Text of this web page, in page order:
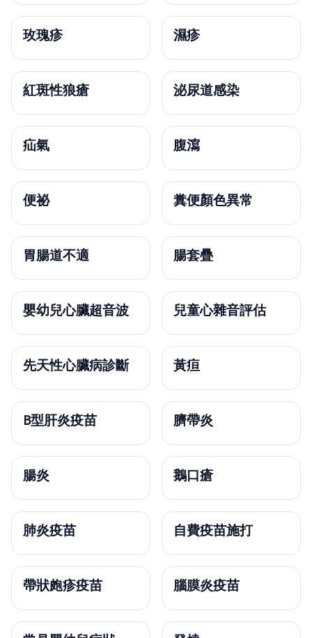
玫瑰疹 濕疹
紅斑性狼瘡 泌尿道感染
疝氣 腹瀉
便祕 糞便顏色異常
胃腸道不適 腸套疊
嬰幼兒心臟超音波 兒童心雜音評估
先天性心臟病診斷 黃疸
B型肝炎疫苗 臍帶炎
腸炎 鵝口瘡
肺炎疫苗 自費疫苗施打
帶狀皰疹疫苗 腦膜炎疫苗